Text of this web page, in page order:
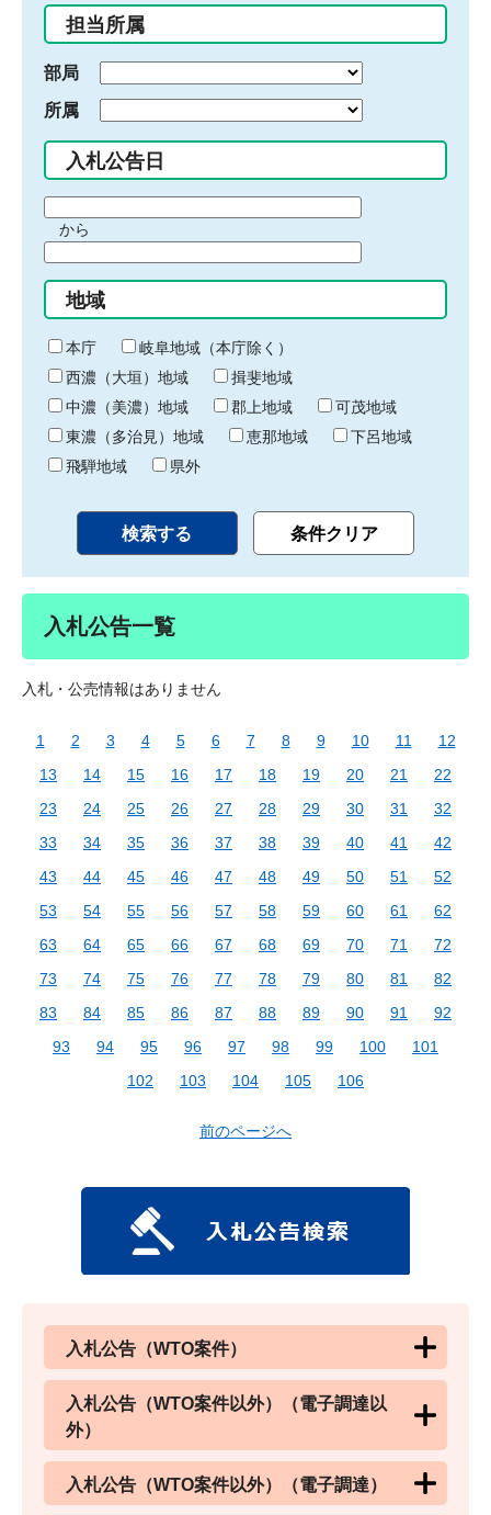
入
力
担当所属
部局
所属
入札公告日
間
始
り
から
間
終
わ
り
地域
本庁
岐阜地域（本庁除く）
西濃（大垣）地域
揖斐地域
中濃（美濃）地域
郡上地域
可茂地域
東濃（多治見）地域
恵那地域
下呂地域
飛騨地域
県外
入札公告一覧
入札・公売情報はありません
1 2 3 4 5 6 7 8 9 10 11
12
13
14 15 16 17 18 19 20 21
22
23
24 25 26 27 28 29 30 31
32
33
34 35 36 37 38 39 40 41
42
43
44 45 46 47 48 49 50 51
52
53
54 55 56 57 58 59 60 61
62
63
64 65 66 67 68 69 70 71
72
73
74 75 76 77 78 79 80 81
82
83
84 85 86 87 88 89 90 91
92
93
94 95 96 97 98 99 100
101
102
103 104 105 106
前のページへ
入札公告（WTO案件）
入札公告（WTO案件以外）（電子調達以
外）
入札公告（WTO案件以外）（電子調達）